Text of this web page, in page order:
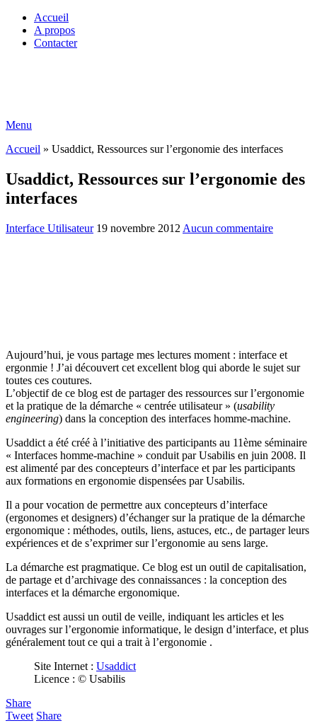
Accueil
A propos
Contacter
Menu
Accueil » Usaddict, Ressources sur l’ergonomie des interfaces
Usaddict, Ressources sur l’ergonomie des
interfaces
Interface Utilisateur 19 novembre 2012 Aucun commentaire
Aujourd’hui, je vous partage mes lectures moment : interface et
ergonmie ! J’ai découvert cet excellent blog qui aborde le sujet sur
toutes ces coutures.
L’objectif de ce blog est de partager des ressources sur l’ergonomie
et la pratique de la démarche « centrée utilisateur » (usability
engineering) dans la conception des interfaces homme-machine.
Usaddict a été créé à l’initiative des participants au 11ème séminaire
« Interfaces homme-machine » conduit par Usabilis en juin 2008. Il
est alimenté par des concepteurs d’interface et par les participants
aux formations en ergonomie dispensées par Usabilis.
Il a pour vocation de permettre aux concepteurs d’interface
(ergonomes et designers) d’échanger sur la pratique de la démarche
ergonomique : méthodes, outils, liens, astuces, etc., de partager leurs
expériences et de s’exprimer sur l’ergonomie au sens large.
La démarche est pragmatique. Ce blog est un outil de capitalisation,
de partage et d’archivage des connaissances : la conception des
interfaces et la démarche ergonomique.
Usaddict est aussi un outil de veille, indiquant les articles et les
ouvrages sur l’ergonomie informatique, le design d’interface, et plus
généralement tout ce qui a trait à l’ergonomie .
Site Internet : Usaddict
Licence : © Usabilis
Share
Tweet Share